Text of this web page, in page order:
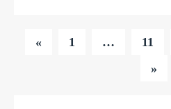
« 1 … 11
»